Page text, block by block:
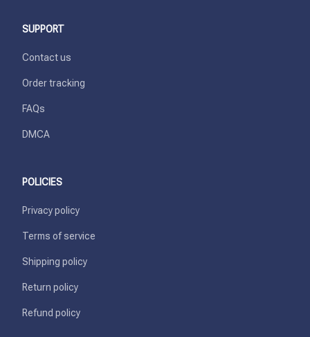
SUPPORT
Contact us
Order tracking
FAQs
DMCA
POLICIES
Privacy policy
Terms of service
Shipping policy
Return policy
Refund policy